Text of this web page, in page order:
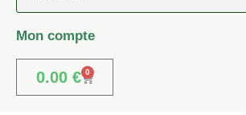
Mon compte
0.00 € 0